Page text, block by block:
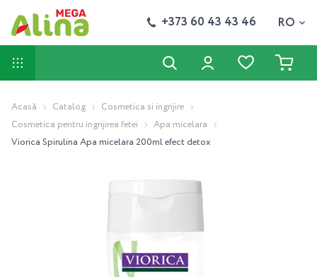
+373 60 43 43 46 RO
Acasă Catalog
Cosmetica si ingrijire
Cosmetica pentru ingrijirea fetei
Apa micelara
Viorica Spirulina Apa micelara 200ml efect detox